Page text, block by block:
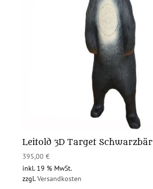
Leitold 3D Target Schwarzbär
395,00 €
inkl. 19 % MwSt.
zzgl.Versandkosten